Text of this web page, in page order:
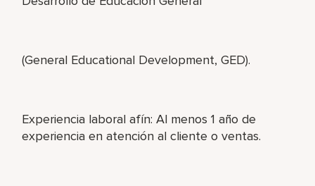
(General Educational Development, GED).
Experiencia laboral afín: Al menos 1 año de
experiencia en atención al cliente o ventas.